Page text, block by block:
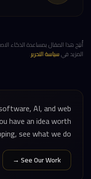
أُنتِج هذا المقال بمساعدة الذكاء
المزيد فيسياسة التحرير.
AI, and web
have an idea worth
see what we do.
See Our Work →